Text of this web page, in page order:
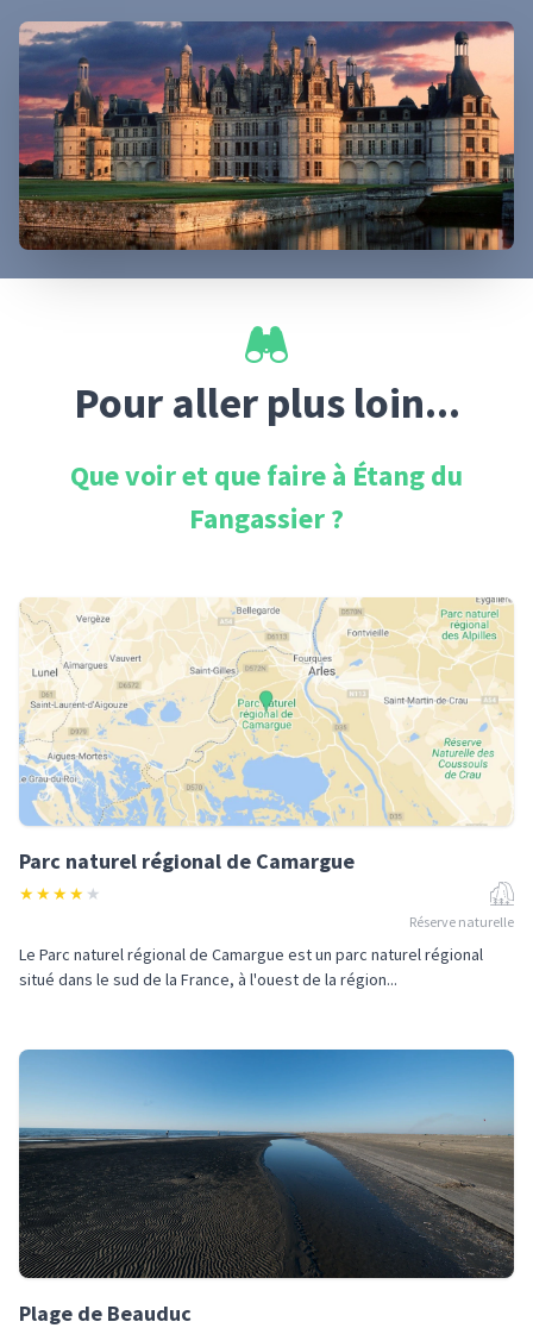
Pour aller plus loin...
Que voir et que faire à Étang du
Fangassier?
Parc naturel régional de Camargue
★★★★ ★
Réserve naturelle
Le Parc naturel régional de Camargue est un parc naturel régional
situé dans le sud de la France, à l'ouest de la région...
Plage de Beauduc